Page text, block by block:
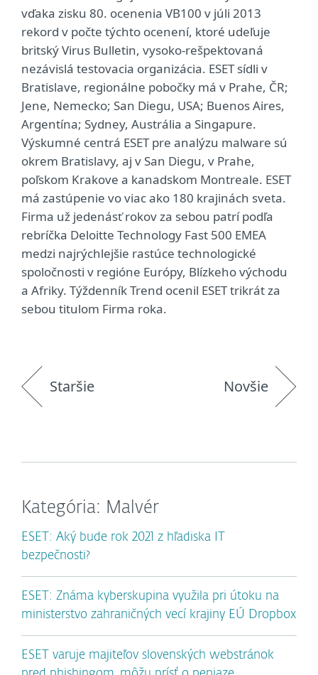
vďaka zisku 80. ocenenia VB100 v júli 2013
rekord v počte týchto ocenení, ktoré udeľuje
britský Virus Bulletin, vysoko-rešpektovaná
nezávislá testovacia organizácia. ESET sídli v
Bratislave, regionálne pobočky má v Prahe, ČR;
Jene, Nemecko; San Diegu, USA; Buenos Aires,
Argentína; Sydney, Austrália a Singapure.
Výskumné centrá ESET pre analýzu malware sú
okrem Bratislavy, aj v San Diegu, v Prahe,
poľskom Krakove a kanadskom Montreale. ESET
má zastúpenie vo viac ako 180 krajinách sveta.
Firma už jedenásť rokov za sebou patrí podľa
rebríčka Deloitte Technology Fast 500 EMEA
medzi najrýchlejšie rastúce technologické
spoločnosti v regióne Európy, Blízkeho východu
a Afriky. Týždenník Trend ocenil ESET trikrát za
sebou titulom Firma roka.
Staršie Novšie
Kategória: Malvér
ESET: Aký bude rok 2021 z hľadiska IT
bezpečnosti?
ESET: Známa kyberskupina využila pri útoku na
ministerstvo zahraničných vecí krajiny EÚ Dropbox
ESET varuje majiteľov slovenských webstránok